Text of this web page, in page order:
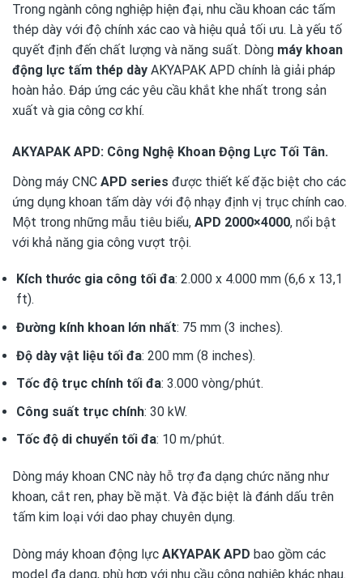
Trong ngành công nghiệp hiện đại, nhu cầu khoan các tấm
thép dày với độ chính xác cao và hiệu quả tối ưu. Là yếu tố
quyết định đến chất lượng và năng suất. Dòng máy khoan
động lực tấm thép dày AKYAPAK APD chính là giải pháp
hoàn hảo. Đáp ứng các yêu cầu khắt khe nhất trong sản
xuất và gia công cơ khí.
AKYAPAK APD: Công Nghệ Khoan Động Lực Tối Tân.
Dòng máy CNC APD series được thiết kế đặc biệt cho các
ứng dụng khoan tấm dày với độ nhạy định vị trục chính cao.
Một trong những mẫu tiêu biểu, APD 2000×4000, nổi bật
với khả năng gia công vượt trội.
Kích thước gia công tối đa: 2.000 x 4.000 mm (6,6 x 13,1
ft).
Đường kính khoan lớn nhất: 75 mm (3 inches).
Độ dày vật liệu tối đa: 200 mm (8 inches).
Tốc độ trục chính tối đa: 3.000 vòng/phút.
Công suất trục chính: 30 kW.
Tốc độ di chuyển tối đa: 10 m/phút.
Dòng máy khoan CNC này hỗ trợ đa dạng chức năng như
khoan, cắt ren, phay bề mặt. Và đặc biệt là đánh dấu trên
tấm kim loại với dao phay chuyên dụng.
Dòng máy khoan động lực AKYAPAK APD bao gồm các
model đa dạng, phù hợp với nhu cầu công nghiệp khác nhau.